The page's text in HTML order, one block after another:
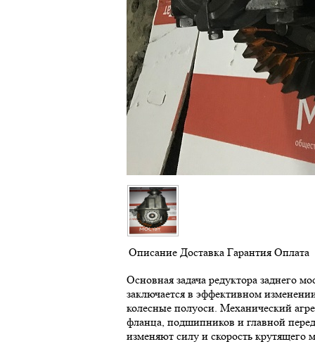
Описание Доставка Гарантия Оплата
Основная задача редуктора заднего
заключается в эффективном
колесные полуоси. Механический
фланца, подшипников и главной
изменяют силу и скорость крутящего